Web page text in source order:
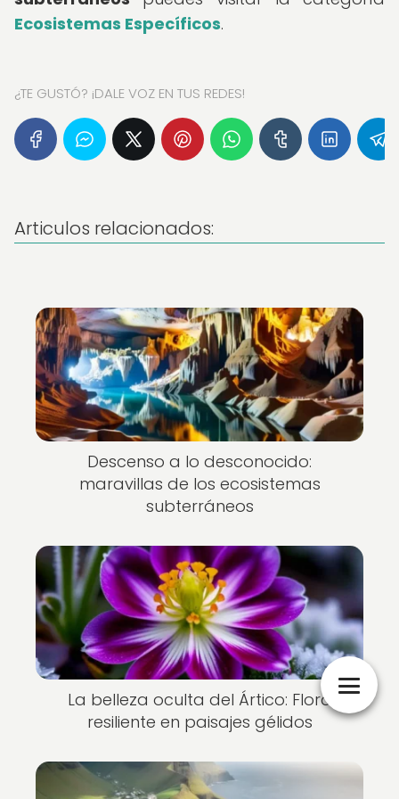
Ecosistemas Específicos.
¿TE GUSTÓ? ¡DALE VOZ EN TUS REDES!
Articulos relacionados:
Descenso a lo desconocido:
maravillas de los ecosistemas
subterráneos
La belleza oculta del Ártico: Flora
resiliente en paisajes gélidos